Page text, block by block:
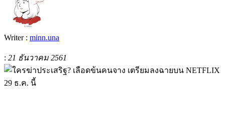
Writer : minn.una
: 21 ธันวาคม 2561